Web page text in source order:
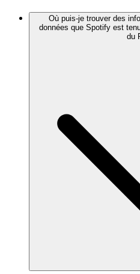
Où puis-je trouver des
données que Spotify est
du